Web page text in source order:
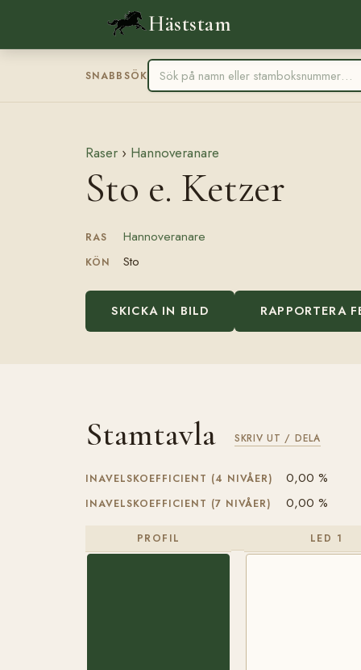
Häststam
SNABBSÖK
Raser › Hannoveranare
Sto e. Ketzer
RAS Hannoveranare
KÖN Sto
SKICKA IN BILD RAPPORTERA
Stamtavla SKRIV UT / DELA
INAVELSKOEFFICIENT (4 NIVÅER) 0,00 %
INAVELSKOEFFICIENT (7 NIVÅER) 0,00 %
PROFIL LED 1